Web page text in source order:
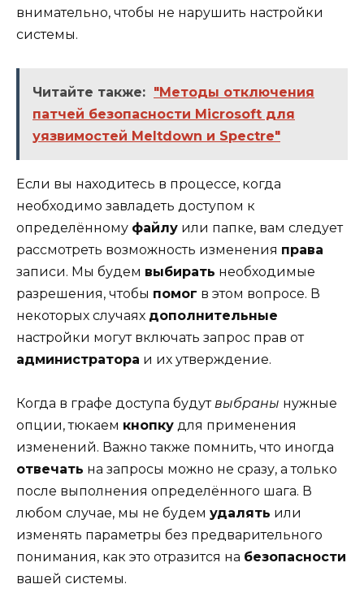
внимательно, чтобы не нарушить настройки
системы.
Читайте также: "Методы отключения
патчей безопасности Microsoft для
уязвимостей Meltdown и Spectre"
Если вы находитесь в процессе, когда
необходимо завладеть доступом к
определённому файлу или папке, вам следует
рассмотреть возможность изменения права
записи. Мы будем выбирать необходимые
разрешения, чтобы помог в этом вопросе. В
некоторых случаях дополнительные
настройки могут включать запрос прав от
администратора и их утверждение.
Когда в графе доступа будут выбраны нужные
опции, тюкаем кнопку для применения
изменений. Важно также помнить, что иногда
отвечать на запросы можно не сразу, а только
после выполнения определённого шага. В
любом случае, мы не будем удалять или
изменять параметры без предварительного
понимания, как это отразится на безопасности
вашей системы.